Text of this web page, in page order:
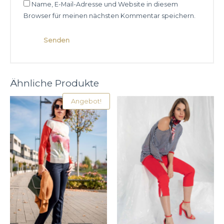
Name, E-Mail-Adresse und Website in diesem
Browser für meinen nächsten Kommentar speichern.
Ähnliche Produkte
Angebot!